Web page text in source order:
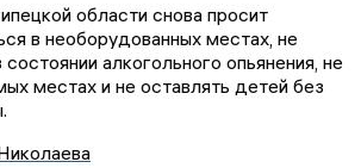
области снова просит
в необорудованных местах, не
алкогольного опьянения, не
местах и не оставлять детей без